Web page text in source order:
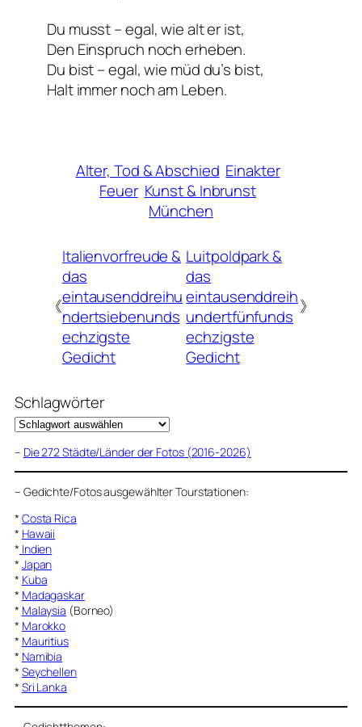
Du musst – egal, wie alt er ist,
Den Einspruch noch erheben.
Du bist – egal, wie müd du’s bist,
Halt immer noch am Leben.
Alter, Tod & Abschied Einakter
Feuer Kunst & Inbrunst
München
《
Italienvorfreude &
das
eintausenddreihu
ndertsiebenunds
echzigste
Gedicht
Luitpoldpark &
das
eintausenddreih
undertfünfunds
echzigste
Gedicht
》
Schlagwörter
– Die 272 Städte/Länder der Fotos (2016-2026)
– Gedichte/Fotos ausgewählter Tourstationen:
* Costa Rica
* Hawaii
* Indien
* Japan
* Kuba
* Madagaskar
* Malaysia (Borneo)
* Marokko
* Mauritius
* Namibia
* Seychellen
* Sri Lanka